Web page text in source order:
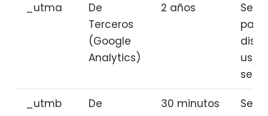
_utma
De
Terceros
(Google
Analytics)
2 años
Se
para
_utmb
De
30 minutos
Se